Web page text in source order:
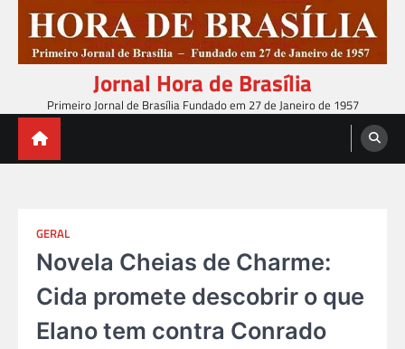
content
Jornal Hora de Brasília
Primeiro Jornal de Brasília Fundado em 27 de Janeiro de 1957
GERAL
Novela Cheias de Charme:
Cida promete descobrir o que
Elano tem contra Conrado